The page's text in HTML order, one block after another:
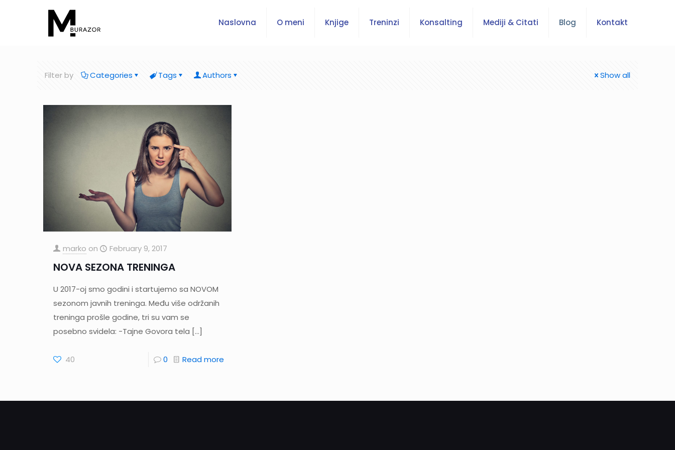
Naslovna O meni Knjige Treninzi Konsalting Mediji & Citati Blog Kontakt
Filter by Categories Tags Authors Show all
marko on February 9, 2017
NOVA SEZONA TRENINGA
U 2017-oj smo godini i startujemo sa NOVOM
sezonom javnih treninga. Među više održanih
treninga prošle godine, tri su vam se
posebno svidela: -Tajne Govora tela […]
40 0 Read more